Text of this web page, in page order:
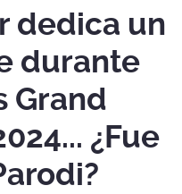
dedica un
durante
Grand
¿Fue